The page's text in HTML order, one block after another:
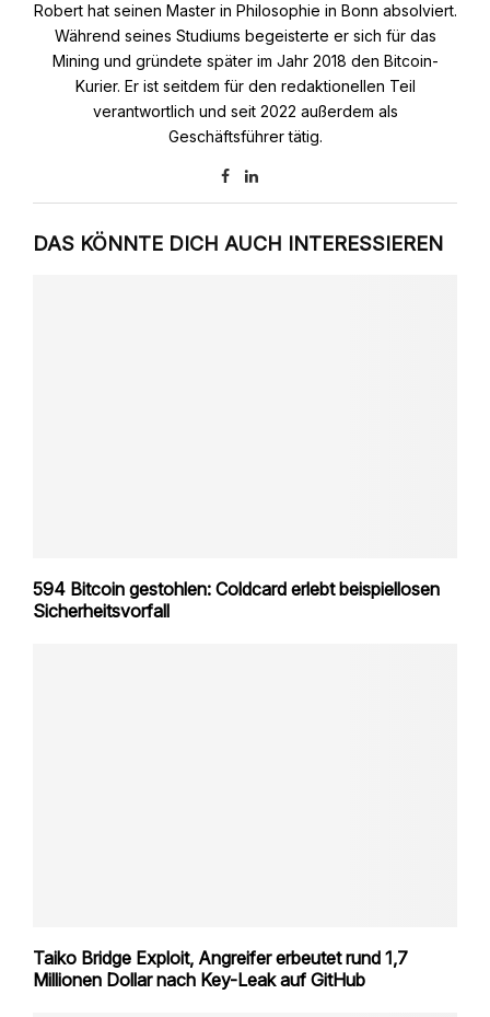
Robert hat seinen Master in Philosophie in Bonn absolviert.
Während seines Studiums begeisterte er sich für das
Mining und gründete später im Jahr 2018 den Bitcoin-
Kurier. Er ist seitdem für den redaktionellen Teil
verantwortlich und seit 2022 außerdem als
Geschäftsführer tätig.
DAS KÖNNTE DICH AUCH INTERESSIEREN
594 Bitcoin gestohlen: Coldcard erlebt beispiellosen
Sicherheitsvorfall
Taiko Bridge Exploit, Angreifer erbeutet rund 1,7
Millionen Dollar nach Key-Leak auf GitHub